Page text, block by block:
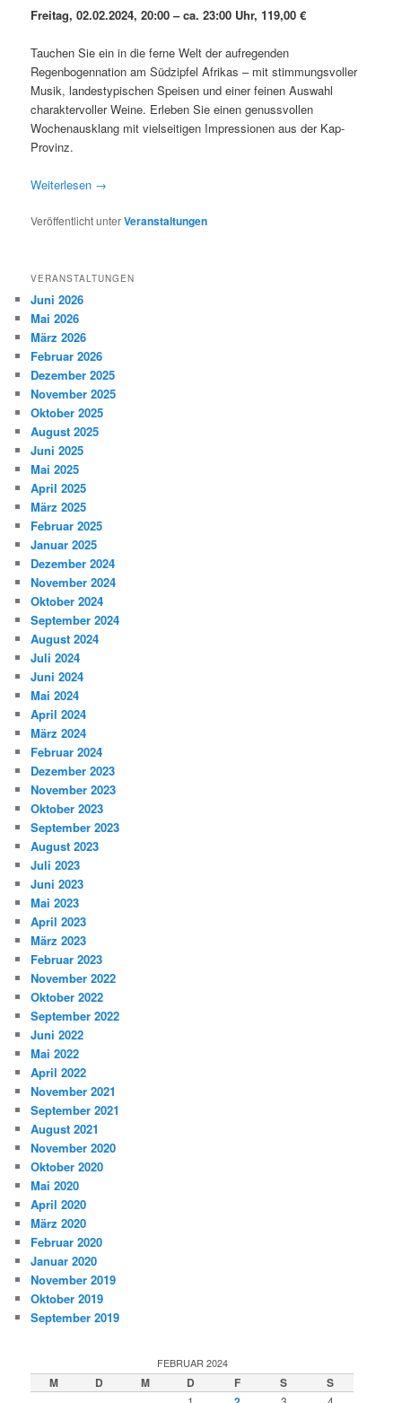
Freitag, 02.02.2024, 20:00 – ca. 23:00 Uhr, 119,00 €
Tauchen Sie ein in die ferne Welt der aufregenden
Regenbogennation am Südzipfel Afrikas – mit stimmungsvoller
Musik, landestypischen Speisen und einer feinen Auswahl
charaktervoller Weine. Erleben Sie einen genussvollen
Wochenausklang mit vielseitigen Impressionen aus der Kap-
Provinz.
Weiterlesen →
Veröffentlicht unterVeranstaltungen
VERANSTALTUNGEN
Juni 2026
Mai 2026
März 2026
Februar 2026
Dezember 2025
November 2025
Oktober 2025
August 2025
Juni 2025
Mai 2025
April 2025
März 2025
Februar 2025
Januar 2025
Dezember 2024
November 2024
Oktober 2024
September 2024
August 2024
Juli 2024
Juni 2024
Mai 2024
April 2024
März 2024
Februar 2024
Dezember 2023
November 2023
Oktober 2023
September 2023
August 2023
Juli 2023
Juni 2023
Mai 2023
April 2023
März 2023
Februar 2023
November 2022
Oktober 2022
September 2022
Juni 2022
Mai 2022
April 2022
November 2021
September 2021
August 2021
November 2020
Oktober 2020
Mai 2020
April 2020
März 2020
Februar 2020
Januar 2020
November 2019
Oktober 2019
September 2019
FEBRUAR 2024
M D M D F S S